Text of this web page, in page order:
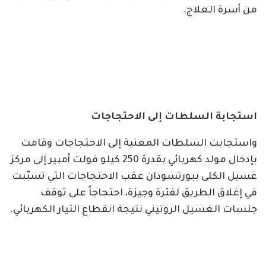
من أسرة العلاج.
استجابة السلطات إلى الاحتجاجات
واستجابت السلطات المعنية إلى الاحتجاجات وقامت
بإدخال مولد كهربائي بقدرة 250 كيلو فولت أمبير إلى مركز
غسيل الكلى ببورتسودان عقب الاحتجاجات التي تسبّبت
في إغلاق الطريق لفترة وجيزة، احتجاجاً على توقف
جلسات الغسيل الروتيني نتيجة انقطاع التيار الكهربائي.